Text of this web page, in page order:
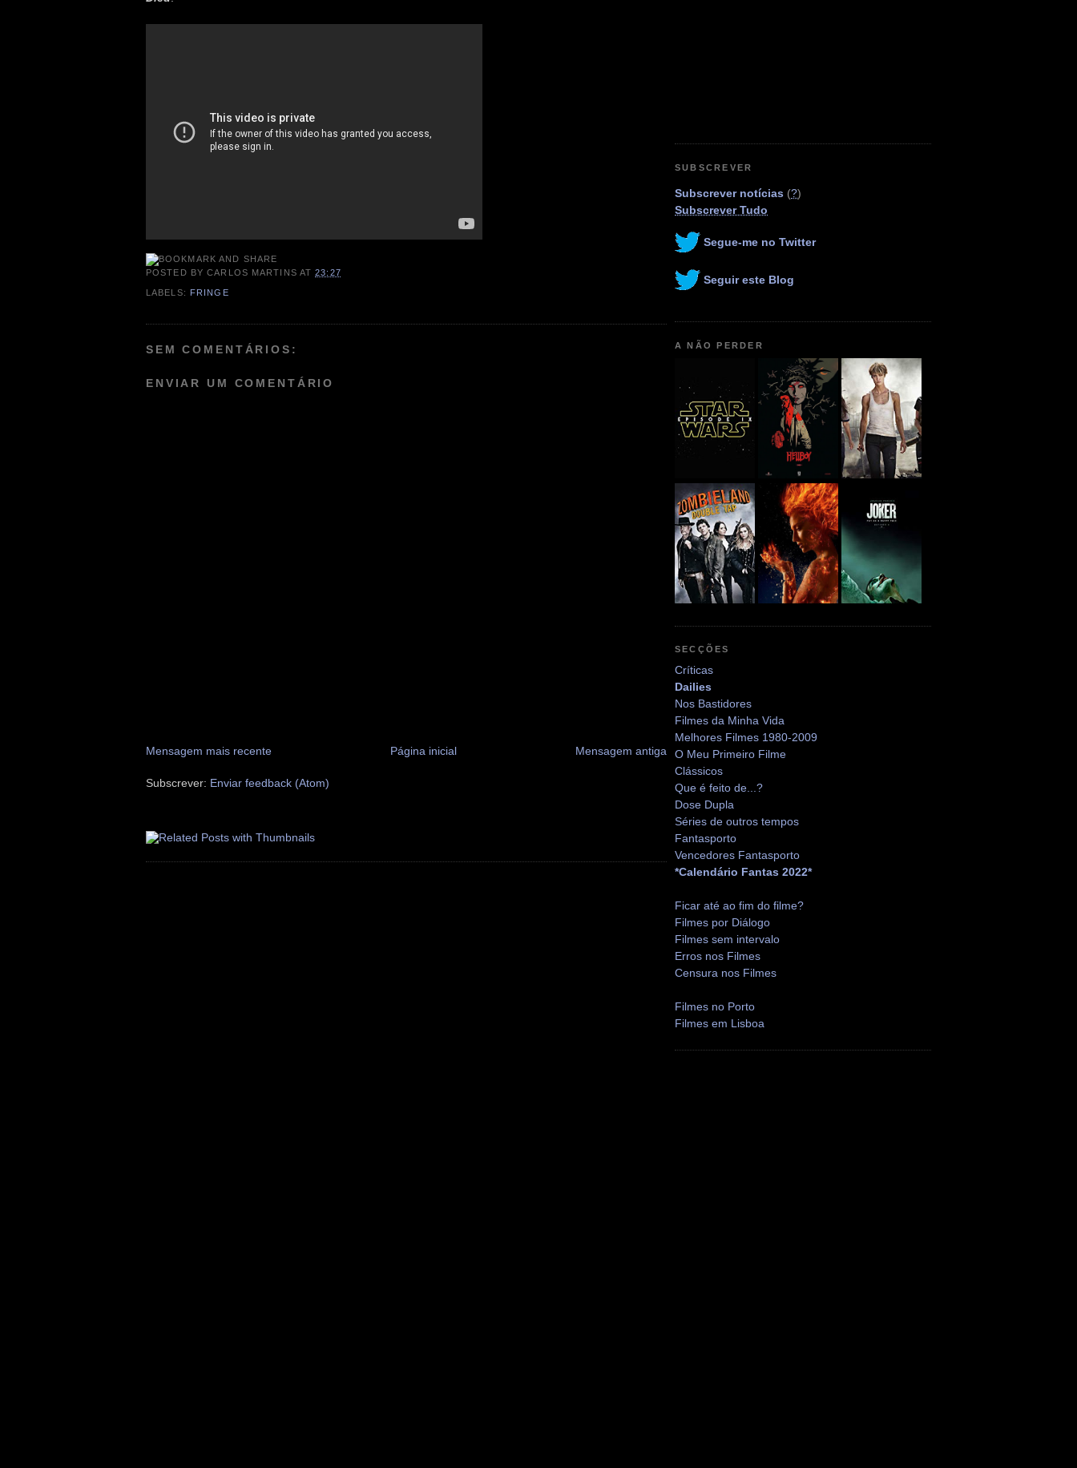
POSTED BYCARLOS MARTINS AT23:27
LABELS: FRINGE
SEM COMENTÁRIOS:
ENVIAR UM COMENTÁRIO
Mensagem mais recente Mensagem antiga
Página inicial
Subscrever: Enviar feedback (Atom)
SUBSCREVER
Subscrever notícias (?)
Subscrever Tudo
Segue-me no Twitter
Seguir este Blog
A NÃO PERDER
SECÇÕES
Críticas
Dailies
Nos Bastidores
Filmes da Minha Vida
Melhores Filmes 1980-2009
O Meu Primeiro Filme
Clássicos
Que é feito de...?
Dose Dupla
Séries de outros tempos
Fantasporto
Vencedores Fantasporto
*Calendário Fantas 2022*
Ficar até ao fim do filme?
Filmes por Diálogo
Filmes sem intervalo
Erros nos Filmes
Censura nos Filmes
Filmes no Porto
Filmes em Lisboa